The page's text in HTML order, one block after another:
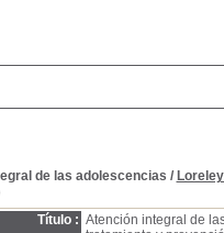
de las adolescencias /
Título : Atención integral de